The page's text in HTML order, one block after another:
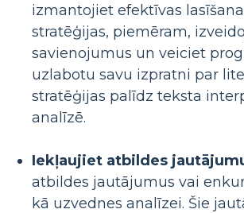
izmantojiet efektīvas
stratēģijas, piemēram,
savienojumus un veiciet
uzlabotu savu izpratni par
stratēģijas palīdz teksta
analīzē.
Iekļaujiet atbildes
atbildes jautājumus vai
kā uzvednes analīzei. Šie